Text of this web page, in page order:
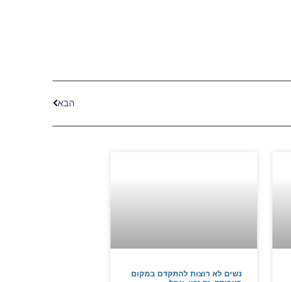
הבא
נשים לא רוצות להתקדם במקום